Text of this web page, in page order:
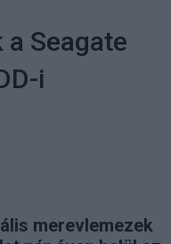
Seagate
i
merevlemezek